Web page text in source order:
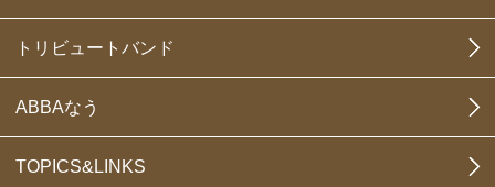
トリビュートバンド
ABBAなう
TOPICS&LINKS